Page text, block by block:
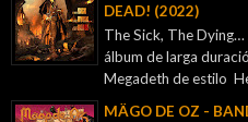
DEAD! (2022)
The Sick, The
álbum de larga
Megadeth de estilo
MÄGO DE OZ -